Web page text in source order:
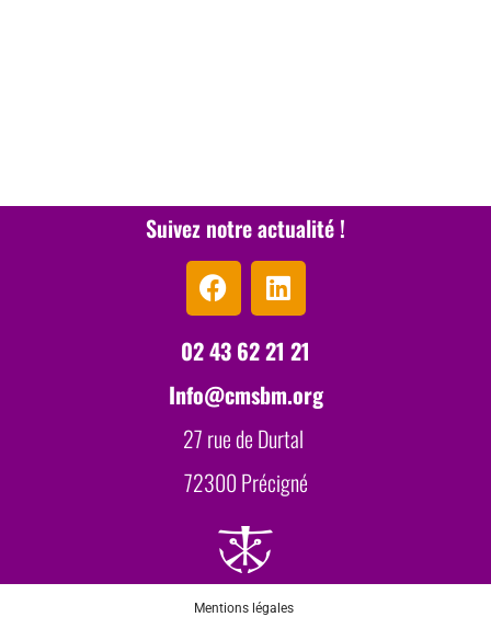
Suivez notre actualité !
02 43 62 21 21
Info@cmsbm.org
27 rue de Durtal
72300 Précigné
Mentions légales